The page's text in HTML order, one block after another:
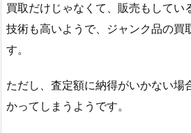
買取だけじゃなくて、販売もしてい
技術も高いようで、ジャンク品の買
す。
ただし、査定額に納得がいかない場
かってしまうようです。